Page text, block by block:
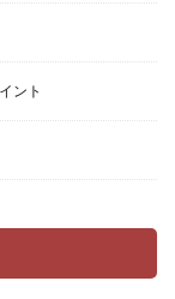
ント